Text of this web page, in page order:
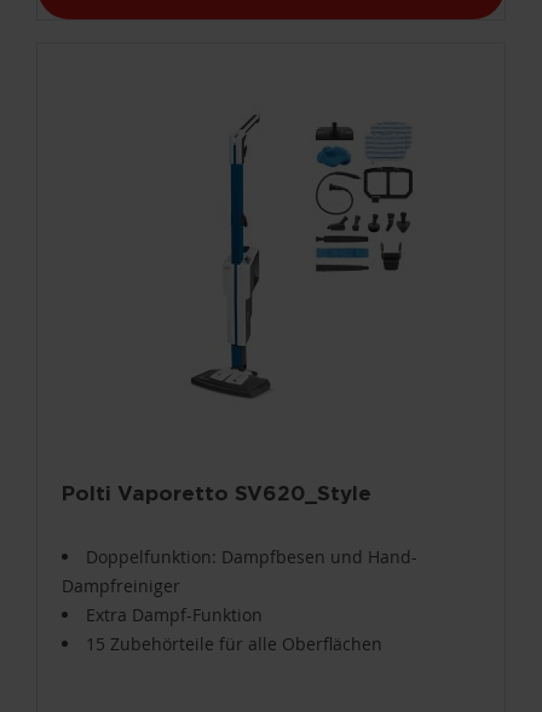
Polti Vaporetto SV620_Style
Doppelfunktion: Dampfbesen und Hand-
Dampfreiniger
Extra Dampf-Funktion
15 Zubehörteile für alle Oberflächen